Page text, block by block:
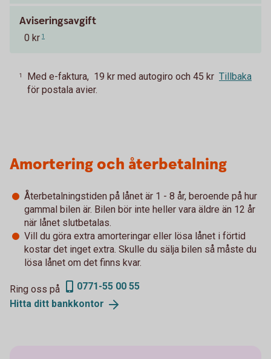
Aviseringsavgift
0 kr 1
1
Med e-faktura, 19 kr med autogiro och 45 kr
för postala avier.
Tillbaka
Amortering och återbetalning
Återbetalningstiden på lånet är 1 - 8 år, beroende på hur
gammal bilen är. Bilen bör inte heller vara äldre än 12 år
när lånet slutbetalas.
Vill du göra extra amorteringar eller lösa lånet i förtid
kostar det inget extra. Skulle du sälja bilen så måste du
lösa lånet om det finns kvar.
Ring oss på
0771-55 00 55
Hitta ditt bankkontor